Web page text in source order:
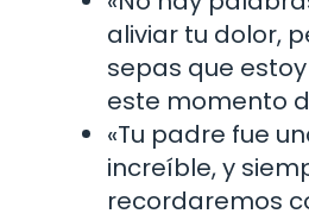
aliviar tu dolor,
sepas que
este momento
«Tu padre fue
increíble, y
recordaremos